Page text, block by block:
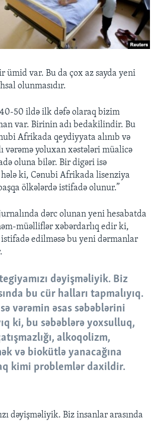
ümid var. Bu da çox az sayda yeni
olunmasıdır.
50 ildə ilk dəfə olaraq bizim
var. Birinin adı bedakilindir. Bu
Afrikada qeydiyyata alınıb və
vərəmə yoluxan xəstələri müalicə
oluna bilər. Bir digəri isə
ki, Cənubi Afrikada lisenziya
ölkələrdə istifadə olunur.”
dərc olunan yeni hesabatda
müəlliflər xəbərdarlıq edir ki,
edilməsə bu yeni dərmanlar
dəyişməliyik. Biz
bu cür halları tapmalıyıq.
vərəmin əsas səbəblərini
ki, bu səbəblərə yoxsulluq,
alkoqolizm,
və biokütlə yanacağına
kimi problemlər daxildir.
dəyişməliyik. Biz insanlar arasında